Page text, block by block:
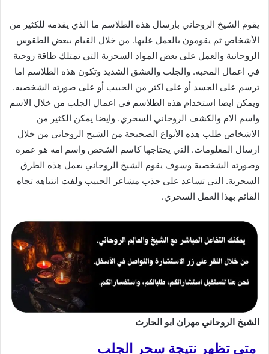
يقوم الشيخ الروحاني بإرسال هذه الطلاسم ما الذي يقدمه للكثير من
الأشخاص ثم يقومون بالعمل عليها. من خلال القيام ببعض الطقوس
الروحانية والعمل على بعض المواد السحرية التي تمتلك طاقة روحية
في اعمال المحبه. والجلب والعشق الشديد وتكون هذه الطلاسم اما
ترسم على الجسد أو على اكثر من الحبيب أو على صورته الشخصيه.
ويمكن ايضا استخدام هذه الطلاسم في اعمال الجلب من خلال الاسم
واسم الام والكشف الروحاني السحري. وايضا يمكن الكثير من
الاشخاص طلب هذه الأنواع الصحيحة من الشيخ الروحاني من خلال
ارسال المعلومات. التي يحتاجها كاسم الشخص واسم امه هو عمره
وصورته الشخصية وسوف يقوم الشيخ الروحاني بعمل هذه الطرق
السحرية. التي تساعد على جذب مشاعر الحبيب ولفت انتباهه تجاه
القائم بهذا العمل السحري.
الشيخ الروحاني مهران ابو الحارث
متى تظهر نتيجة سحر الجلب